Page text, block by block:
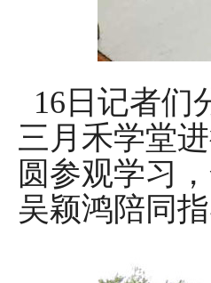
16日记者们
三月禾学堂
圆参观学习
吴颖鸿陪同指